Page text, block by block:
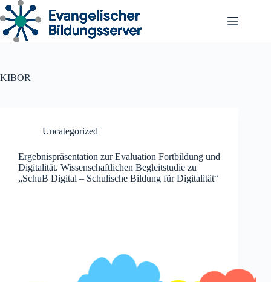
Zum
Inhalt
springen
KIBOR
Uncategorized
Ergebnispräsentation zur Evaluation Fortbildung und
Digitalität. Wissenschaftlichen Begleitstudie zu
„SchuB Digital – Schulische Bildung für Digitalität“